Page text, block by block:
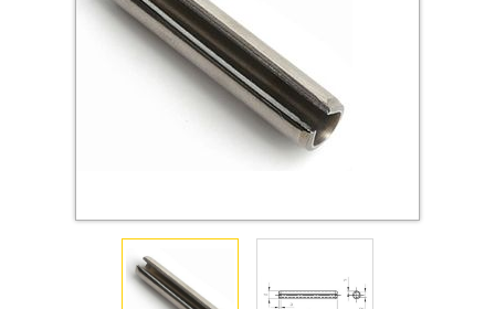
Инструмент
Крюки, кольца с метрической резьбой
Крюки, кольца с шурупной резьбой
Оснастка и аксессуары для яхт